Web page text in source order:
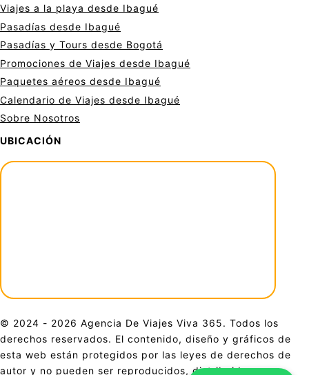
Viajes a la playa desde Ibagué
Pasadías desde Ibagué
Pasadías y Tours desde Bogotá
Promociones de Viajes desde Ibagué
Paquetes aéreos desde Ibagué
Calendario de Viajes desde Ibagué
Sobre Nosotros
UBICACIÓN
© 2024 - 2026 Agencia De Viajes Viva 365. Todos los
derechos reservados. El contenido, diseño y gráficos de
esta web están protegidos por las leyes de derechos de
autor y no pueden ser reproducidos, distribuidos o